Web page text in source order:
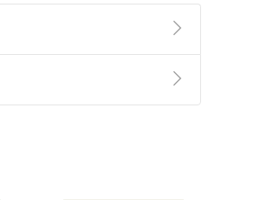
「非以有形媒介提供之數位
內容，消費者同意若訂購後